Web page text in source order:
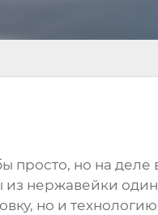
просто, но на деле
из нержавейки
но и